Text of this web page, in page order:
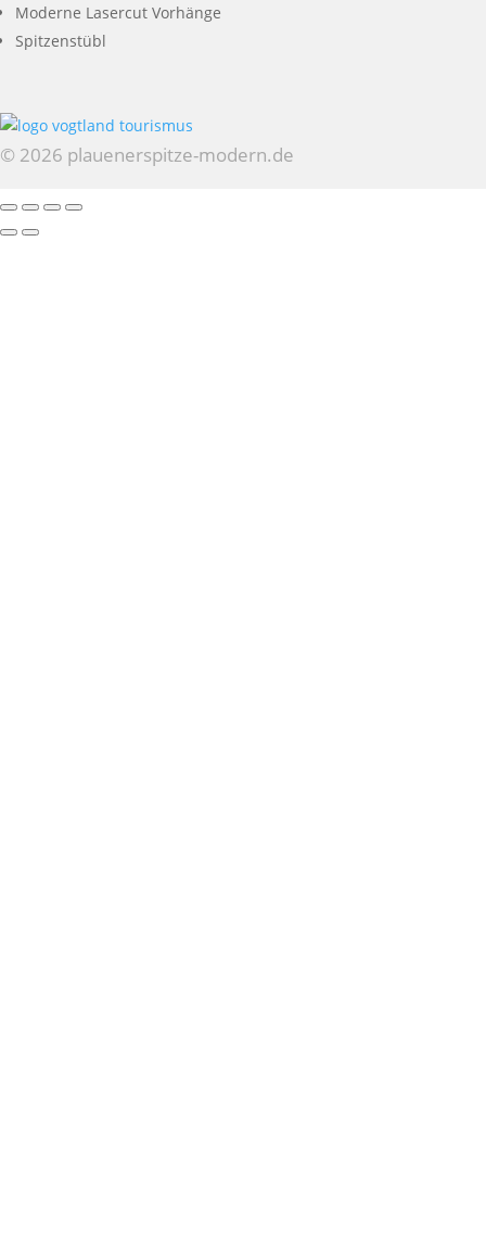
Moderne Lasercut Vorhänge
Spitzenstübl
© 2026 plauenerspitze-modern.de